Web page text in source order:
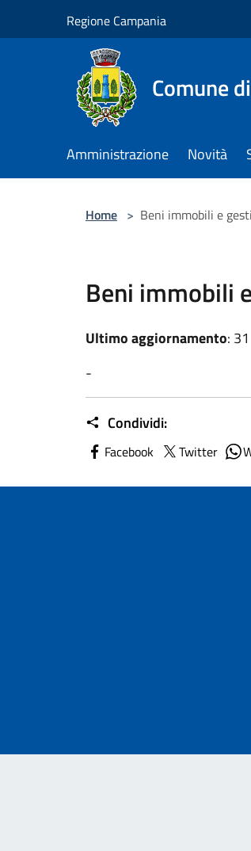
Regione Campania
Comune
Amministrazione Novità
Home > Beni immobili e
Beni immobili
Ultimo aggiornamento:
-
Condividi:
Facebook Twitter